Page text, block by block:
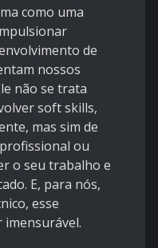
como uma
de
nossos
não se trata
soft skills,
mas sim de
ou
o seu trabalho e
E, para nós,
esse